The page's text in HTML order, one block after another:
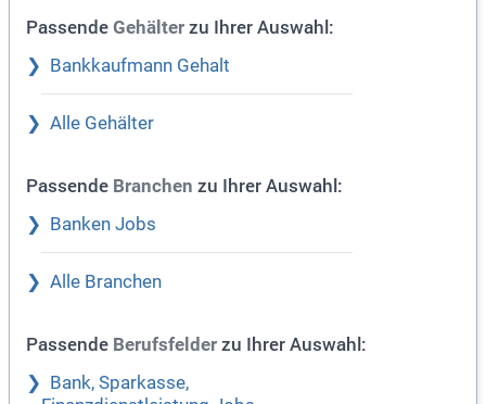
Passende Gehälter zu Ihrer Auswahl:
Bankkaufmann Gehalt
Alle Gehälter
Passende Branchen zu Ihrer Auswahl:
Banken Jobs
Alle Branchen
Passende Berufsfelder zu Ihrer Auswahl:
Bank, Sparkasse,